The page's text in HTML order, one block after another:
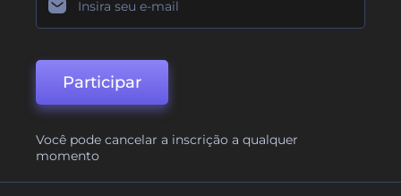
Participar
Você pode cancelar a inscrição a qualquer
momento